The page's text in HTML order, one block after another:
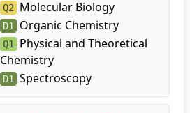
Q2 Molecular Biology
D1 Organic Chemistry
Q1
Physical and Theoretical
Chemistry
D1 Spectroscopy